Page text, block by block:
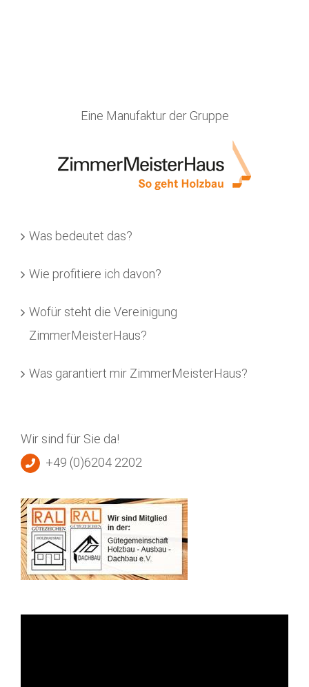
Eine Manufaktur der Gruppe
Was bedeutet das?
Wie profitiere ich davon?
Wofür steht die Vereinigung
ZimmerMeisterHaus?
Was garantiert mir ZimmerMeisterHaus?
Wir sind für Sie da!
+49 (0)6204 2202